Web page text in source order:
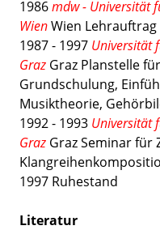
1986mdw - Universität
WienWien
1987 - 1997 Universität
Graz Graz Planstelle
Grundschulung,
Musiktheorie,
1992 - 1993 Universität
Graz Graz Seminar für
1997 Ruhestand
Literatur